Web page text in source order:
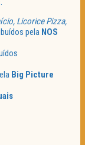
Licorice Pizza,
pela NOS
Big Picture